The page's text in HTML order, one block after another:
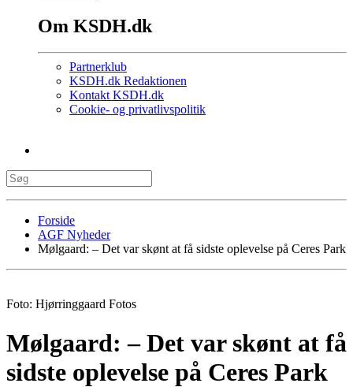
Om KSDH.dk
Partnerklub
KSDH.dk Redaktionen
Kontakt KSDH.dk
Cookie- og privatlivspolitik
Forside
AGF Nyheder
Mølgaard: – Det var skønt at få sidste oplevelse på Ceres Park
Foto: Hjørringgaard Fotos
Mølgaard: – Det var skønt at få
sidste oplevelse på Ceres Park